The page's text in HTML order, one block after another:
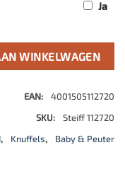
Ja
WINKELWAGEN
EAN:
4001505112720
SKU:
Steiff 112720
, Knuffels, Baby & Peuter